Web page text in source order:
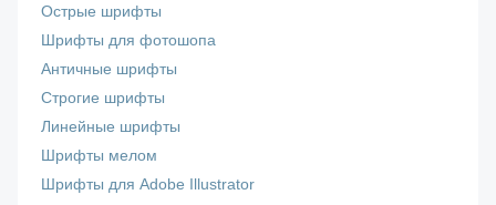
Острые шрифты
Шрифты для фотошопа
Античные шрифты
Строгие шрифты
Линейные шрифты
Шрифты мелом
Шрифты для Adobe Illustrator